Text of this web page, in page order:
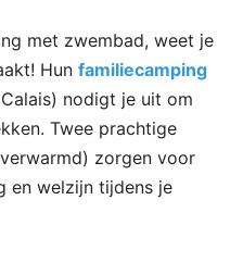
met zwembad, weet je
Hun familiecamping
nodigt je uit om
Twee prachtige
zorgen voor
en welzijn tijdens je